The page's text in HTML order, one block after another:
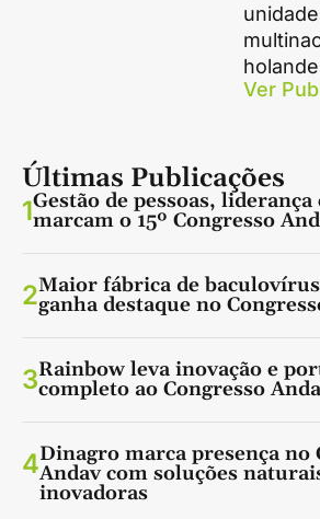
Ver
Últimas Publicações
1Gestão de pessoas,
marcam o 15º Congresso
2Maior fábrica de
ganha destaque no
3Rainbow leva inovação e
completo ao Congresso
4Dinagro marca presença no
Andav com soluções
inovadoras